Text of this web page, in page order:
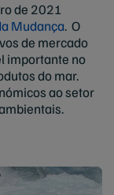
de 2021
Mudança. O
de mercado
importante no
do mar.
ao setor